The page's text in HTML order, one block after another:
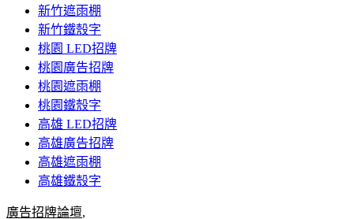
新竹遮雨棚
新竹鐵殼字
桃園 LED招牌
桃園廣告招牌
桃園遮雨棚
桃園鐵殼字
高雄 LED招牌
高雄廣告招牌
高雄遮雨棚
高雄鐵殼字
廣告招牌論壇,